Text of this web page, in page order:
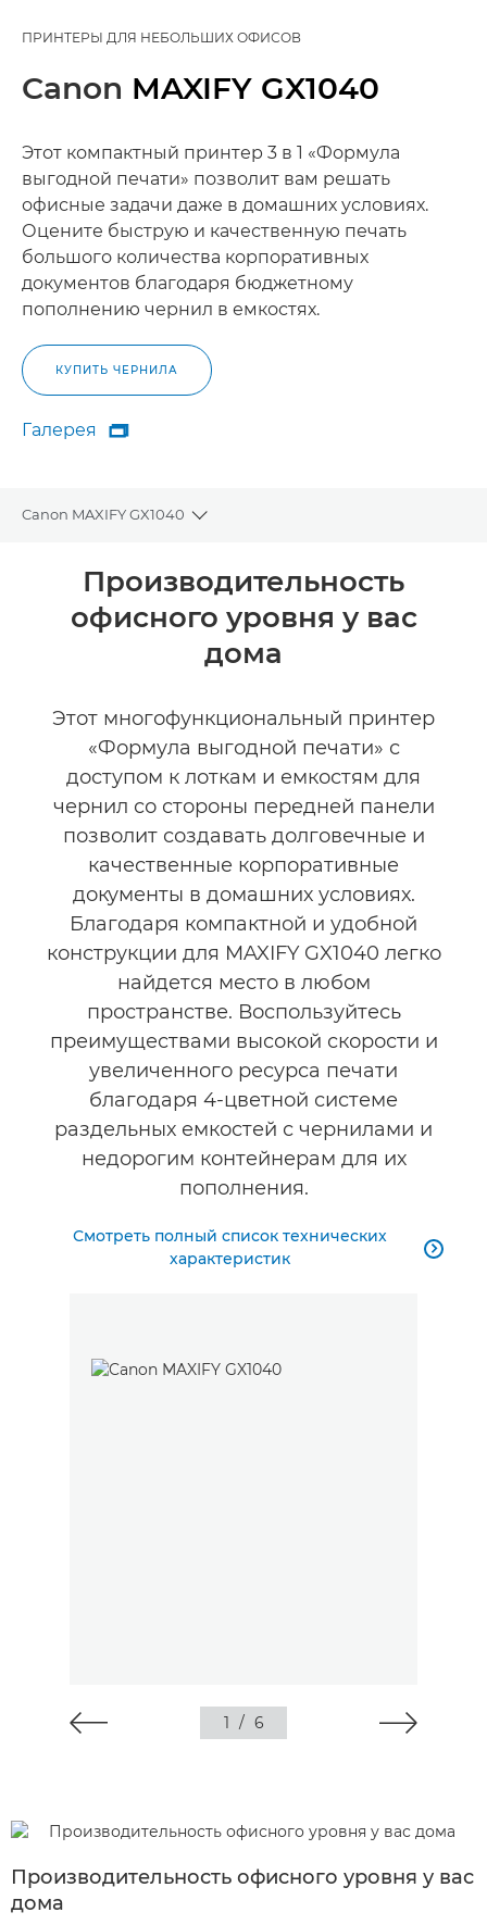
ПРИНТЕРЫ ДЛЯ НЕБОЛЬШИХ ОФИСОВ
Canon MAXIFY GX1040
Этот компактный принтер 3 в 1 «Формула
выгодной печати» позволит вам решать
офисные задачи даже в домашних условиях.
Оцените быструю и качественную печать
большого количества корпоративных
документов благодаря бюджетному
пополнению чернил в емкостях.
КУПИТЬ ЧЕРНИЛА
Галерея
Галерея

Canon MAXIFY GX1040
Toggle breadcrumbs
Общая информация
Технические характеристики
Производительность
офисного уровня у вас
дома
Этот многофункциональный принтер
«Формула выгодной печати» с
доступом к лоткам и емкостям для
чернил со стороны передней панели
позволит создавать долговечные и
качественные корпоративные
документы в домашних условиях.
Благодаря компактной и удобной
конструкции для MAXIFY GX1040 легко
найдется место в любом
пространстве. Воспользуйтесь
преимуществами высокой скорости и
увеличенного ресурса печати
благодаря 4-цветной системе
раздельных емкостей с чернилами и
недорогим контейнерам для их
пополнения.
Смотреть полный список технических
характеристик

1 / 6
Производительность офисного уровня у вас
дома